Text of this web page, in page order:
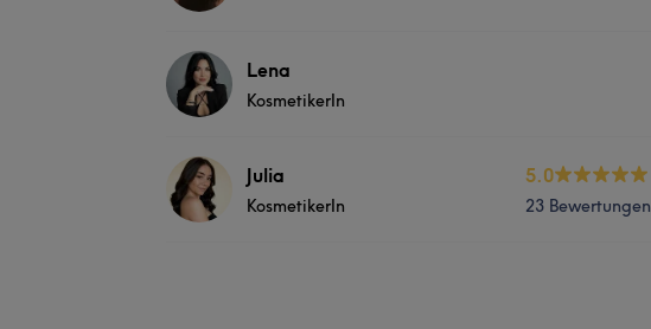
Lena
KosmetikerIn
Julia
KosmetikerIn
5.0
23 Bewertungen